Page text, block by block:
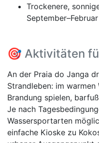
Trockenere,
September–Februar
🎯 Aktivitäten
An der Praia do Janga
Strandleben: im warmen
Brandung spielen,
Je nach
Wassersportarten
einfache Kioske zu